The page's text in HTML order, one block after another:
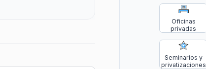
Oficinas
privadas
Seminarios y
privatizaciones